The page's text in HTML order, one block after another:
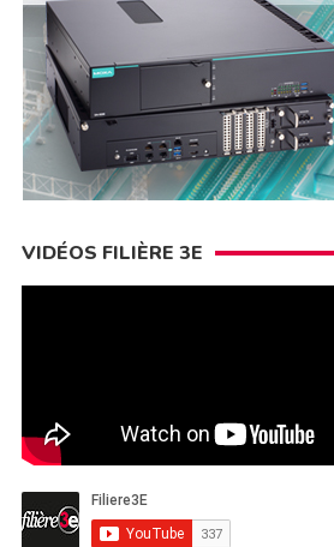
VIDÉOS FILIÈRE 3E